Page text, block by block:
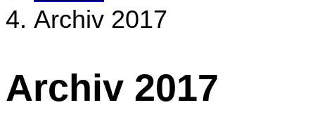
Archiv 2017
Archiv 2017